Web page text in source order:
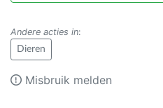
Andere acties in:
Dieren
Misbruik melden